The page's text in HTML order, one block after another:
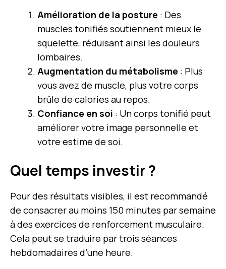
Amélioration de la posture : Des
muscles tonifiés soutiennent mieux le
squelette, réduisant ainsi les douleurs
lombaires.
Augmentation du métabolisme : Plus
vous avez de muscle, plus votre corps
brûle de calories au repos.
Confiance en soi : Un corps tonifié peut
améliorer votre image personnelle et
votre estime de soi.
Quel temps investir ?
Pour des résultats visibles, il est recommandé
de consacrer au moins 150 minutes par semaine
à des exercices de renforcement musculaire.
Cela peut se traduire par trois séances
hebdomadaires d’une heure.